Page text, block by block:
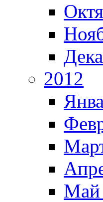
2012
Май